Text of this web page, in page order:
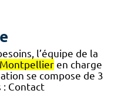
l’équipe de la
Montpellier en charge
se compose de 3
: Contact